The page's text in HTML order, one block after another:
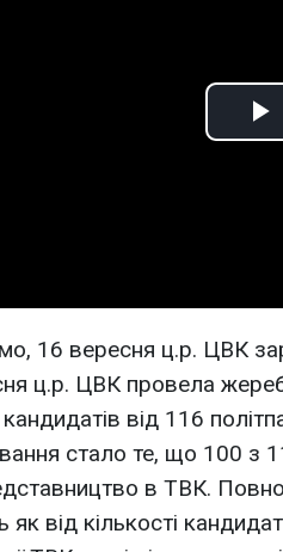
16 вересня ц.р. ЦВК
ц.р. ЦВК провела
від 116
стало те, що 100 з
в ТВК.
як від кількості